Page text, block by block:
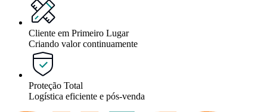
Cliente em Primeiro Lugar
Criando valor continuamente
Proteção Total
Logística eficiente e pós-venda